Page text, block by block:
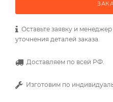
Оставьте заявку и
уточнения деталей заказа.
Доставляем по всей РФ.
Изготовим по